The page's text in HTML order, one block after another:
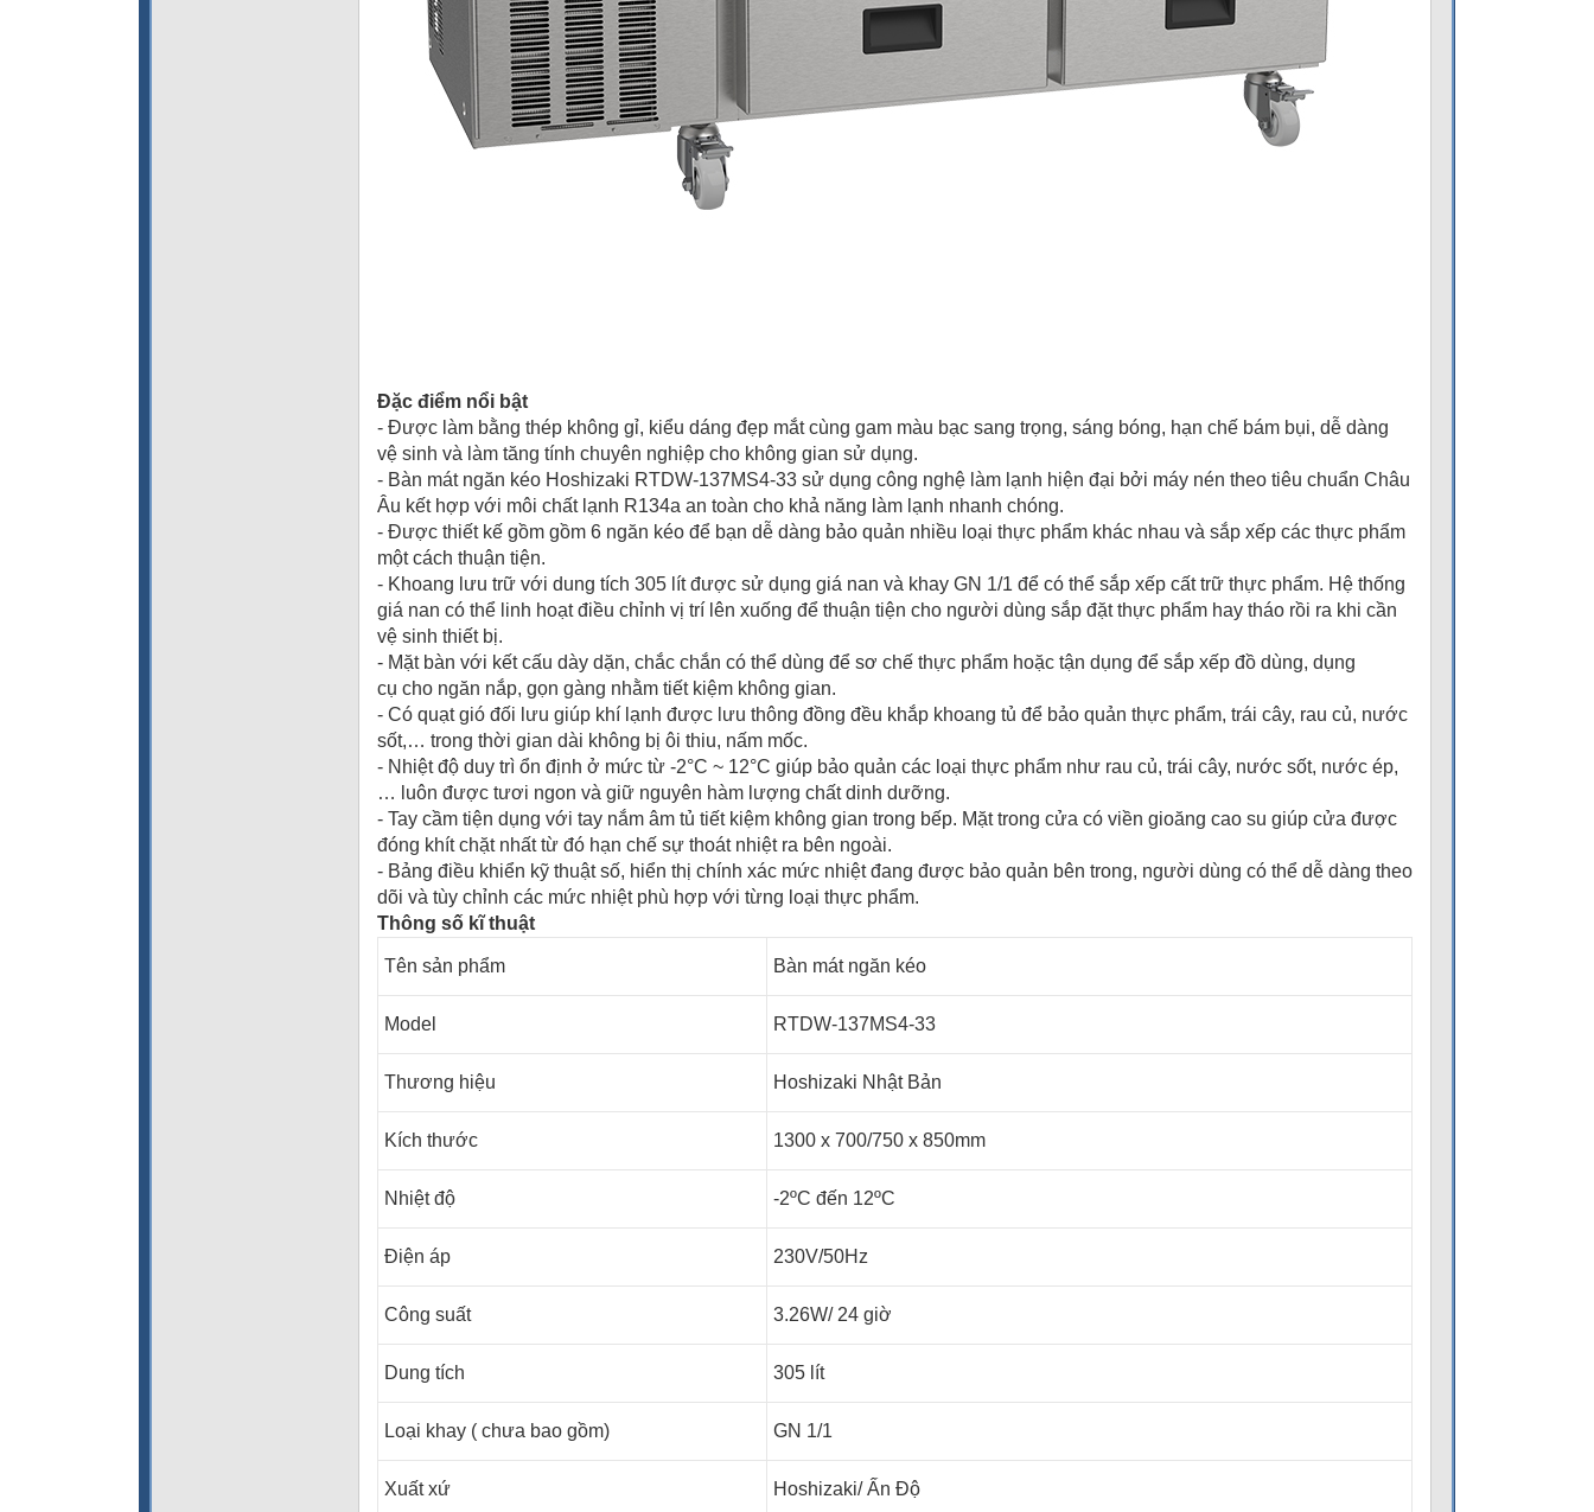
Đặc điểm nổi bật
- Được làm bằng thép không gỉ, kiểu dáng đẹp mắt cùng gam màu bạc sang trọng, sáng bóng, hạn chế bám bụi, dễ dàng
vệ sinh và làm tăng tính chuyên nghiệp cho không gian sử dụng.
- Bàn mát ngăn kéo Hoshizaki RTDW-137MS4-33 sử dụng công nghệ làm lạnh hiện đại bởi máy nén theo tiêu chuẩn Châu
Âu kết hợp với môi chất lạnh R134a an toàn cho khả năng làm lạnh nhanh chóng.
- Được thiết kế gồm gồm 6 ngăn kéo để bạn dễ dàng bảo quản nhiều loại thực phẩm khác nhau và sắp xếp các thực phẩm
một cách thuận tiện.
- Khoang lưu trữ với dung tích 305 lít được sử dụng giá nan và khay GN 1/1 để có thể sắp xếp cất trữ thực phẩm. Hệ thống
giá nan có thể linh hoạt điều chỉnh vị trí lên xuống để thuận tiện cho người dùng sắp đặt thực phẩm hay tháo rồi ra khi cần
vệ sinh thiết bị.
- Mặt bàn với kết cấu dày dặn, chắc chắn có thể dùng để sơ chế thực phẩm hoặc tận dụng để sắp xếp đồ dùng, dụng
cụ cho ngăn nắp, gọn gàng nhằm tiết kiệm không gian.
- Có quạt gió đối lưu giúp khí lạnh được lưu thông đồng đều khắp khoang tủ để bảo quản thực phẩm, trái cây, rau củ, nước
sốt,… trong thời gian dài không bị ôi thiu, nấm mốc.
- Nhiệt độ duy trì ổn định ở mức từ -2°C ~ 12°C giúp bảo quản các loại thực phẩm như rau củ, trái cây, nước sốt, nước ép,
… luôn được tươi ngon và giữ nguyên hàm lượng chất dinh dưỡng.
- Tay cầm tiện dụng với tay nắm âm tủ tiết kiệm không gian trong bếp. Mặt trong cửa có viền gioăng cao su giúp cửa được
đóng khít chặt nhất từ đó hạn chế sự thoát nhiệt ra bên ngoài.
- Bảng điều khiển kỹ thuật số, hiển thị chính xác mức nhiệt đang được bảo quản bên trong, người dùng có thể dễ dàng theo
dõi và tùy chỉnh các mức nhiệt phù hợp với từng loại thực phẩm.
Thông số kĩ thuật
Tên sản phẩm Bàn mát ngăn kéo
Model RTDW-137MS4-33
Thương hiệu Hoshizaki Nhật Bản
Kích thước 1300 x 700/750 x 850mm
Nhiệt độ -2ºC đến 12ºC
Điện áp 230V/50Hz
Công suất 3.26W/ 24 giờ
Dung tích 305 lít
Loại khay ( chưa bao gồm) GN 1/1
Xuất xứ Hoshizaki/ Ấn Độ